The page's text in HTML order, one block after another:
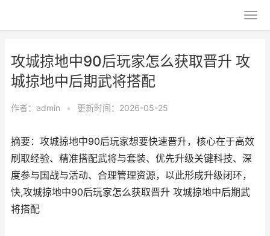
攻城掠地中90后玩家怎么获取晋升 攻
城掠地中后期武将搭配
作者： admin • 更新时间：2026-05-25
摘要：攻城掠地中90后玩家想要快速晋升，核心在于高效
刷取经验、精准搭配武将与套装、优先升级关键科技、深
度参与国战与活动、合理管理资源，以此形成升级闭环，
快,攻城掠地中90后玩家怎么获取晋升 攻城掠地中后期武
将搭配